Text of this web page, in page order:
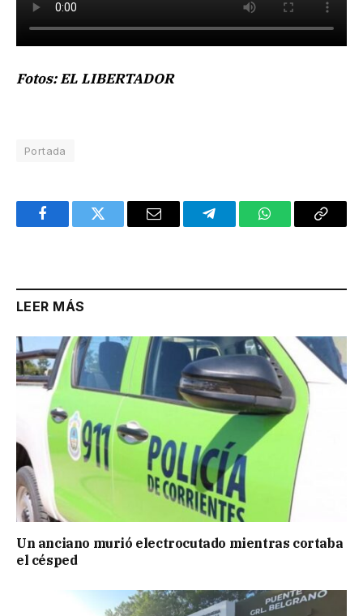
Fotos: EL LIBERTADOR
Portada
FacebookTwitter Email TelegramWhatsAppCopy
LEER MÁS
Un anciano murió electrocutado mientras cortaba
el césped